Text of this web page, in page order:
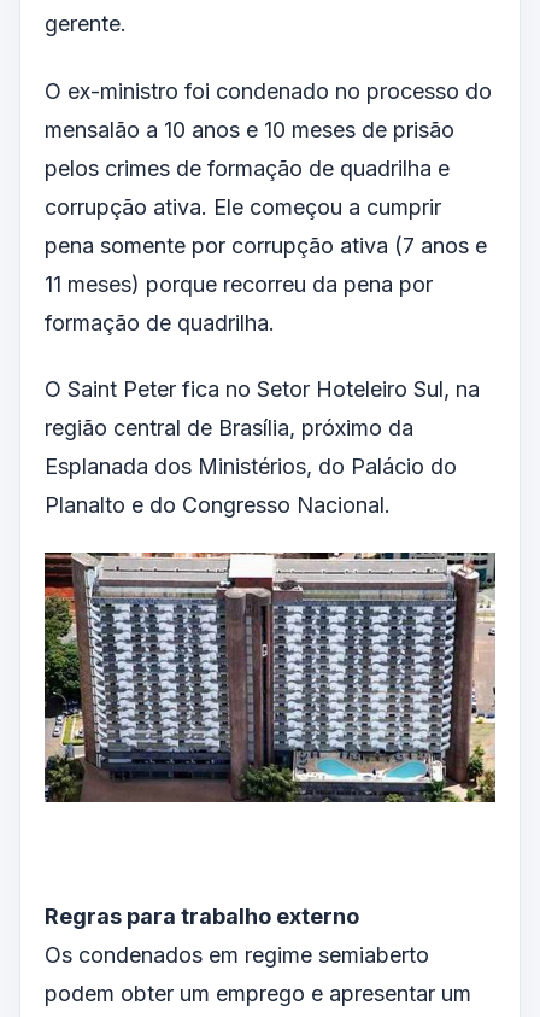
gerente.
O ex-ministro foi condenado no processo do
mensalão a 10 anos e 10 meses de prisão
pelos crimes de formação de quadrilha e
corrupção ativa. Ele começou a cumprir
pena somente por corrupção ativa (7 anos e
11 meses) porque recorreu da pena por
formação de quadrilha.
O Saint Peter fica no Setor Hoteleiro Sul, na
região central de Brasília, próximo da
Esplanada dos Ministérios, do Palácio do
Planalto e do Congresso Nacional.
Regras para trabalho externo
Os condenados em regime semiaberto
podem obter um emprego e apresentar um